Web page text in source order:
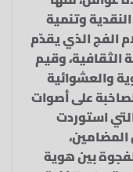
وتنمية
الفج الذي يقدّم
الثقافية، وقيم
والعشوائية
على أصوات
استوردت
المضامين،
بين هوية